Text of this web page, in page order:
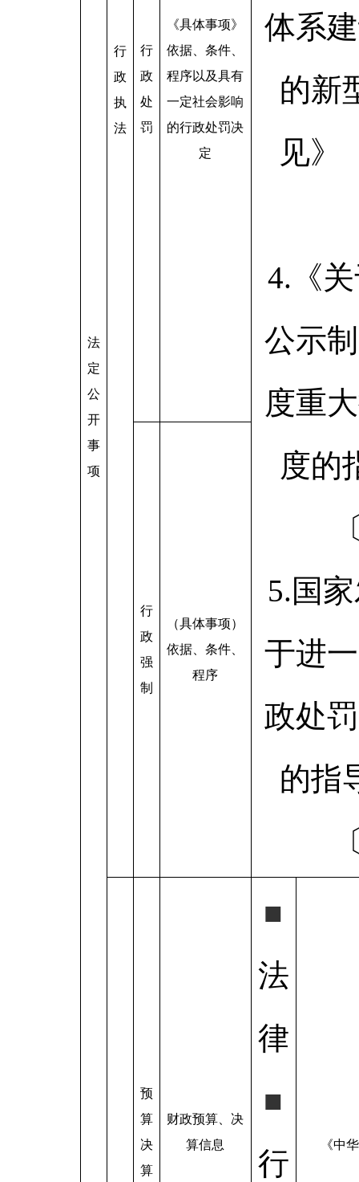
法
定
公
开
事
项
行
政
执
法
体系
的新
见》
4.《
公示
度重
度的
5.国
于进
政处
的指
行
政
处
罚
《具体事项》
依据、条件、
程序以及具有
一定社会影响
的行政处罚决
定
行
政
强
制
（具体事项）
依据、条件、
程序
预
算
决
算
财政预算、决
算信息
■
法
律
■
行
《中